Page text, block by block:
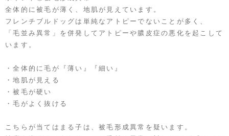
全体的に被毛が薄く、地肌が見えています。
フレンチブルドッグは単純なアトピーでないことが多く、
「毛並み異常」を併発してアトピーや膿皮症の悪化を起こして
います。
・全体的に毛が『薄い』『細い』
・地肌が見える
・被毛が硬い
・毛がよく抜ける
こちらが当てはまる子は、被毛形成異常を疑います。